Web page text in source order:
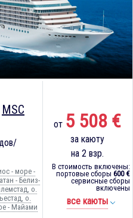
MSC
- море -
- Белиз-
о.
о.
- Майами
от 5 508 €
за каюту
на 2 взр.
В стоимость включены:
портовые сборы 600 €
сервисные сборы
включены
все каюты